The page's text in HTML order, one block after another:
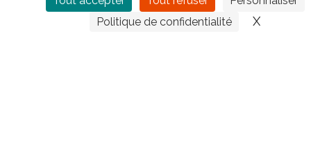
Politique de confidentialité
X